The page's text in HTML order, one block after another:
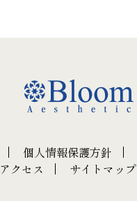
個人情報保護方針
アクセス
サイトマップ